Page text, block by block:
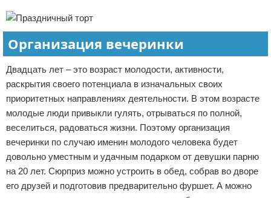
Организация вечеринки
Двадцать лет – это возраст молодости, активности,
раскрытия своего потенциала в изначальных своих
приоритетных направлениях деятельности. В этом возрасте
молодые люди привыкли гулять, отрываться по полной,
веселиться, радоваться жизни. Поэтому организация
вечеринки по случаю именин молодого человека будет
довольно уместным и удачным подарком от девушки парню
на 20 лет. Сюрприз можно устроить в обед, собрав во дворе
его друзей и подготовив предварительно фуршет. А можно